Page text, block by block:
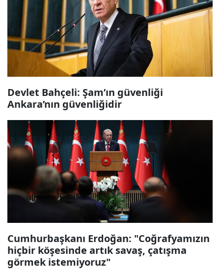
Devlet Bahçeli: Şam’ın güvenliği
Ankara’nın güvenliğidir
Cumhurbaşkanı Erdoğan: "Coğrafyamızın
hiçbir köşesinde artık savaş, çatışma
görmek istemiyoruz"